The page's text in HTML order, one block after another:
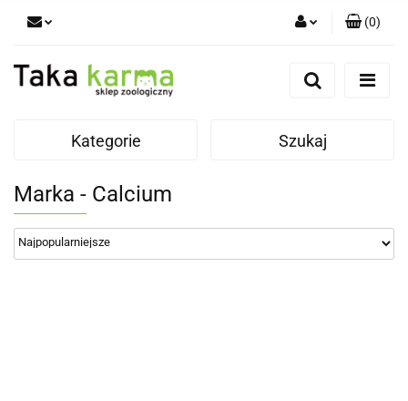
Zaloguj się
Zgody cookies
(0)
Kategorie Szukaj
Marka - Calcium